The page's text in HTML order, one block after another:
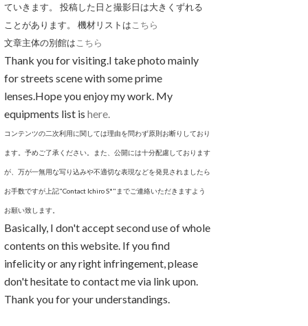
ていきます。 投稿した日と撮影日は大きくずれる
ことがあります。 機材リストは こちら
文章主体の別館は こちら
Thank you for visiting.I take photo mainly
for streets scene with some prime
lenses.Hope you enjoy my work. My
equipments list is here.
コンテンツの二次利用に関しては理由を問わず原則お断りしており
ます。予めご了承ください。また、公開には十分配慮しております
が、万が一無用な写り込みや不適切な表現などを発見されましたら
お手数ですが上記"Contact Ichiro S*"までご連絡いただきますよう
お願い致します。
Basically, I don't accept second use of whole
contents on this website. If you find
infelicity or any right infringement, please
don't hesitate to contact me via link upon.
Thank you for your understandings.